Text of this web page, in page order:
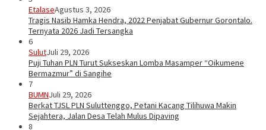
EtalaseAgustus 3, 2026
Tragis Nasib Hamka Hendra, 2022 Penjabat Gubernur Gorontalo.
Ternyata 2026 Jadi Tersangka
6
SulutJuli 29, 2026
Puji Tuhan PLN Turut Sukseskan Lomba Masamper “Oikumene
Bermazmur” di Sangihe
7
BUMNJuli 29, 2026
Berkat TJSL PLN Suluttenggo, Petani Kacang Tilihuwa Makin
Sejahtera, Jalan Desa Telah Mulus Dipaving
8